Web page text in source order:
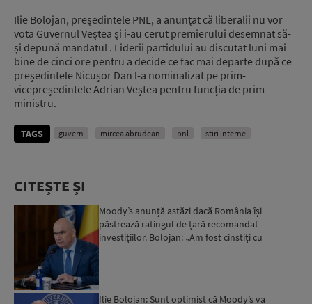
Ilie Bolojan, președintele PNL, a anunțat că liberalii nu vor
vota Guvernul Veștea și i-au cerut premierului desemnat să-
și depună mandatul . Liderii partidului au discutat luni mai
bine de cinci ore pentru a decide ce fac mai departe după ce
președintele Nicușor Dan l-a nominalizat pe prim-
vicepreședintele Adrian Veștea pentru funcția de prim-
ministru.
TAGS guvern mircea abrudean pnl stiri interne
CITEȘTE ȘI
Moody’s anunță astăzi dacă România își
păstrează ratingul de țară recomandat
investițiilor. Bolojan: „Am fost cinstiți cu
Ilie Bolojan: Sunt optimist că Moody’s va